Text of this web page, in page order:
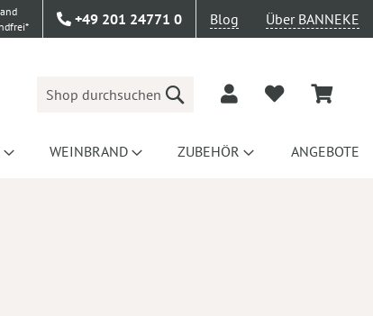
+49 201 24771 0 Blog Über BANNEKE
Suche
WEINBRAND ZUBEHÖR ANGEBOTE